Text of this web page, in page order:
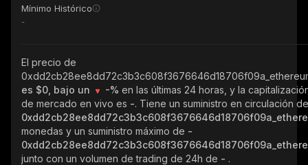
Mínimo Histórico
-
El precio de
es $0, bajo un
-% en las últimas 24 horas, y la
de mercado en vivo es -. Tiene un suministro en circulación
monedas y un suministro máximo de -
junto con un volumen de trading de 24h de - .